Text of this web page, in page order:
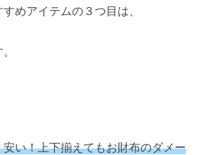
めアイテムの３つ目は、
い！上下揃えてもお財布のダメー